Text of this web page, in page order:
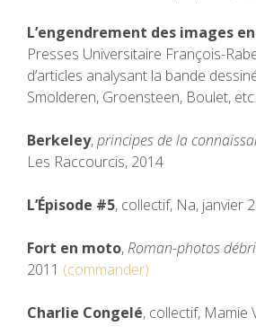
L’engendrement des images
Presses Universitaire François-
d’articles analysant la bande
Smolderen, Groensteen, Boulet, etc.
Berkeley,principes de la
Les Raccourcis, 2014
L’Épisode #5, collectif, Na, janvier
Fort en moto,Roman-photos
2011 (commander)
Charlie Congelé, collectif, Mamie